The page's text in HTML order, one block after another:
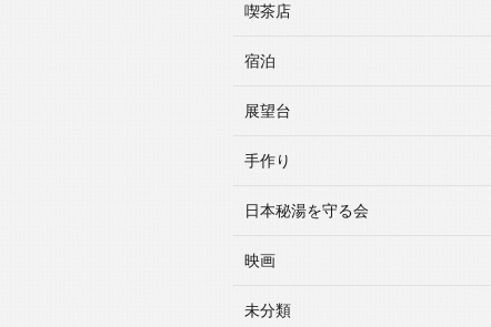
喫茶店
宿泊
展望台
手作り
日本秘湯を守る会
映画
未分類